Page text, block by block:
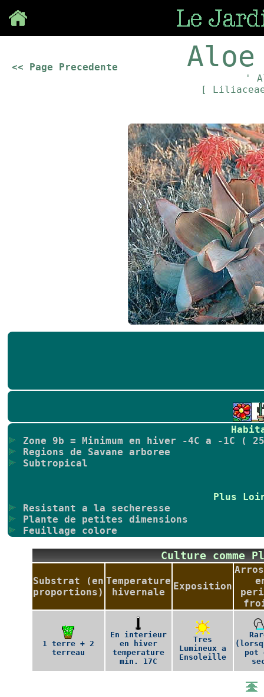
<< Page Precedente
'
[
Zone 9b = Minimum en hiver -4C a -1C (
Regions de Savane arboree
Subtropical
Plus
Resistant a la secheresse
Plante de petites dimensions
Feuillage colore
Culture
Substrat (en
proportions)
Temperature
hivernale
Exposition
1 terre + 2
terreau
En interieur
en hiver
temperature
min. 17C
Tres
Lumineux a
Ensoleille
pot